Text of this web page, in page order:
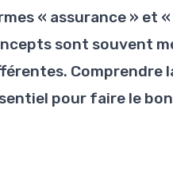
« assurance » et
sont souvent
Comprendre
pour faire le